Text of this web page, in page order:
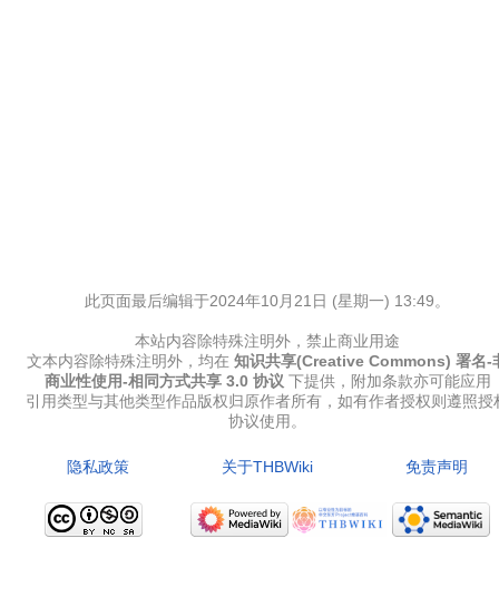
此页面最后编辑于2024年10月21日 (星期一) 13:49。
本站内容除特殊注明外，禁止商业用途
文本内容除特殊注明外，均在 知识共享(Creative Commons) 署名-
商业性使用-相同方式共享 3.0 协议 下提供，附加条款亦可能应用
引用类型与其他类型作品版权归原作者所有，如有作者授权则遵照授
协议使用。
隐私政策 关于THBWiki 免责声明